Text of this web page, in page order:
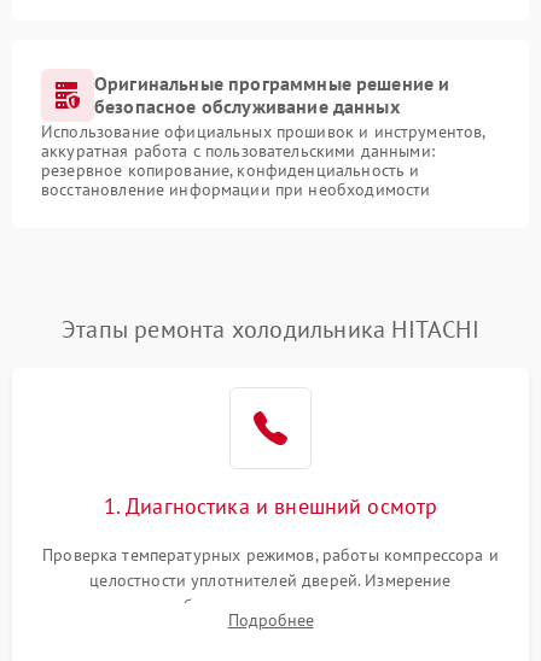
Оригинальные программные решение и
безопасное обслуживание данных
Использование официальных прошивок и инструментов,
аккуратная работа с пользовательскими данными:
резервное копирование, конфиденциальность и
восстановление информации при необходимости
Этапы ремонта холодильника HITACHI
1. Диагностика и внешний осмотр
Проверка температурных режимов, работы компрессора и
целостности уплотнителей дверей. Измерение
сопротивления обмоток мотора, проверка термостата и
считывание кодов ошибок с электронного дисплея.
Подробнее